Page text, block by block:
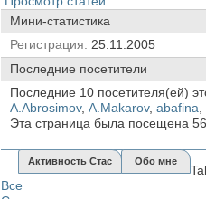
Мини-статистика
Регистрация
25.11.2005
Последние посетители
Последние 10 посетителя(ей)
A.Abrosimov, A.Makarov, abafina
Эта страница была посещена
Активность Стас Обо мне
Все